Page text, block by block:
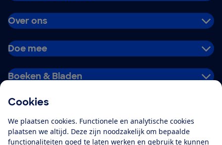
Cookies
We plaatsen cookies. Functionele en analytische cookies
plaatsen we altijd. Deze zijn noodzakelijk om bepaalde
functionaliteiten goed te laten werken en gebruik te kunnen
Over ons
Doe mee
Boeken & Bladen